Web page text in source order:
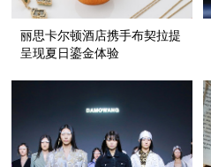
丽思卡尔顿酒店携手布契拉提
呈现夏日鎏金体验